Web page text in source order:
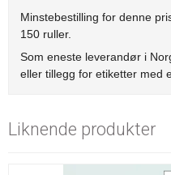
Minstebestilling for denne
150 ruller.
Som eneste leverandør i
eller tillegg for etiketter med
Liknende produkter